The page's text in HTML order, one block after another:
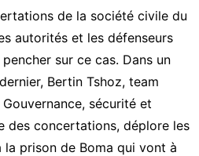
de la société civile du
autorités et les défenseurs
sur ce cas. Dans un
Bertin Tshoz, team
sécurité et
des concertations, déplore les
la prison de Boma qui vont à